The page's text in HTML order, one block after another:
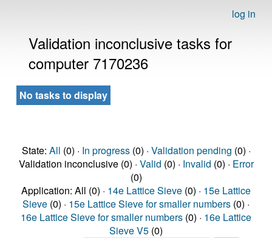
log in
Validation inconclusive tasks for
computer 7170236
No tasks to display
State: All (0) · In progress(0) · Validation pending (0) ·
Validation inconclusive (0) · Valid (0) · Invalid (0) · Error
(0)
Application: All (0) · 14e Lattice Sieve (0) · 15e Lattice
Sieve (0) · 15e Lattice Sieve for smaller numbers (0) ·
16e Lattice Sieve for smaller numbers (0) · 16e Lattice
Sieve V5 (0)